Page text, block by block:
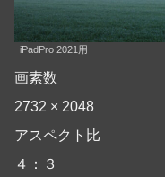
iPadPro 2021用
画素数
2732 × 2048
アスペクト比
４：３